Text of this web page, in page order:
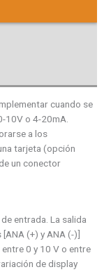
cuando se
10V o 4-20mA.
a los
tarjeta (opción
un conector
entrada. La salida
(+) y ANA (-)]
0 y 10 V o entre
de display